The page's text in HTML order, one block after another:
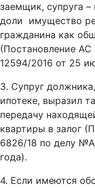
заемщик, супруга –
доли имущество
гражданина как
(Постановление
12594/2016 от 25
3. Супруг
ипотеке, выразил
передачу
квартиры в залог
6826/18 по делу
года).
4. Если имеются